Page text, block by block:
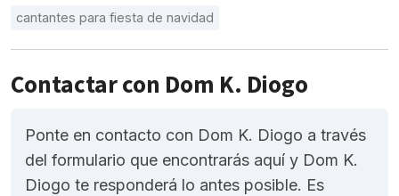
cantantes para fiesta de navidad
Contactar con Dom K. Diogo
Ponte en contacto con Dom K. Diogo a través
del formulario que encontrarás aquí y Dom K.
Diogo te responderá lo antes posible. Es